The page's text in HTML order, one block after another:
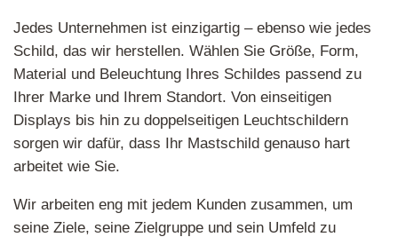
Jedes Unternehmen ist einzigartig – ebenso wie jedes
Schild, das wir herstellen. Wählen Sie Größe, Form,
Material und Beleuchtung Ihres Schildes passend zu
Ihrer Marke und Ihrem Standort. Von einseitigen
Displays bis hin zu doppelseitigen Leuchtschildern
sorgen wir dafür, dass Ihr Mastschild genauso hart
arbeitet wie Sie.
Wir arbeiten eng mit jedem Kunden zusammen, um
seine Ziele, seine Zielgruppe und sein Umfeld zu